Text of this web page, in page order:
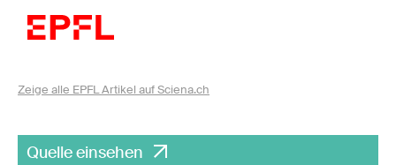
Zeige alle EPFL Artikel auf Sciena.ch
Quelle einsehen